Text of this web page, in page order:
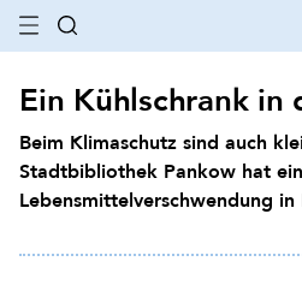
Ein Kühlschrank
Beim Klimaschutz sind auch
Stadtbibliothek Pankow hat
Lebensmittelverschwendung